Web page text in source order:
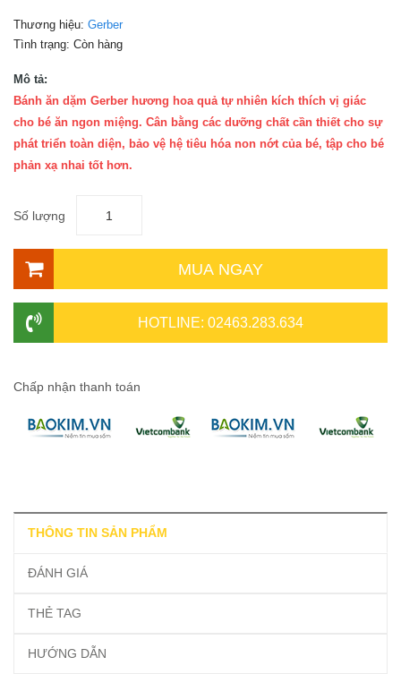
Thương hiệu: Gerber
Tình trạng: Còn hàng
Mô tả:
Bánh ăn dặm Gerber hương hoa quả tự nhiên kích thích vị giác
cho bé ăn ngon miệng. Cân bằng các dưỡng chất cần thiết cho sự
phát triển toàn diện, bảo vệ hệ tiêu hóa non nớt của bé, tập cho bé
phản xạ nhai tốt hơn.
Số lượng
MUA NGAY
HOTLINE: 02463.283.634
Chấp nhận thanh toán
THÔNG TIN SẢN PHẨM
ĐÁNH GIÁ
THẺ TAG
HƯỚNG DẪN